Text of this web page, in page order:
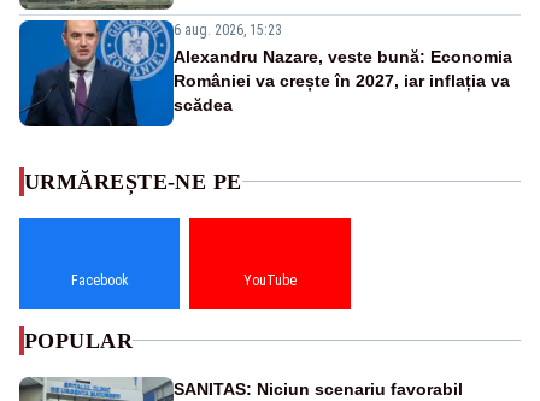
6 aug. 2026, 15:23
Alexandru Nazare, veste bună: Economia
României va crește în 2027, iar inflația va
scădea
URMĂREȘTE-NE PE
Facebook YouTube
POPULAR
SANITAS: Niciun scenariu favorabil